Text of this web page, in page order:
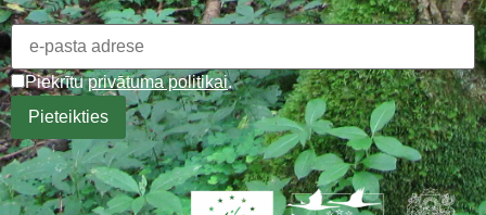
Piekrītuprivātuma politikai.